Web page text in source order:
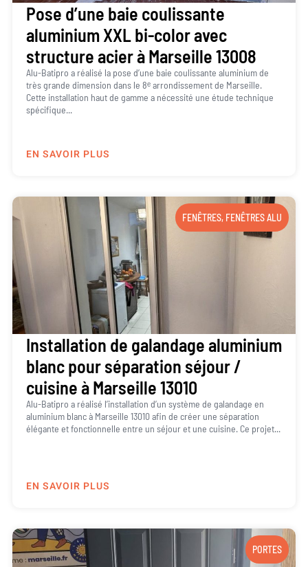
Pose d’une baie coulissante
aluminium XXL bi-color avec
structure acier à Marseille 13008
Alu-Batipro a réalisé la pose d’une baie coulissante aluminium de
très grande dimension dans le 8ᵉ arrondissement de Marseille.
Cette installation haut de gamme a nécessité une étude technique
spécifique...
EN SAVOIR PLUS
FENÊTRES, FENÊTRES ALU
Installation de galandage aluminium
blanc pour séparation séjour /
cuisine à Marseille 13010
Alu-Batipro a réalisé l’installation d’un système de galandage en
aluminium blanc à Marseille 13010 afin de créer une séparation
élégante et fonctionnelle entre un séjour et une cuisine. Ce projet...
EN SAVOIR PLUS
PORTES